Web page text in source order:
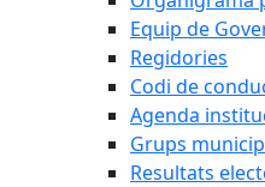
Equip de
Regidories
Codi de
Agenda
Grups
Resultats